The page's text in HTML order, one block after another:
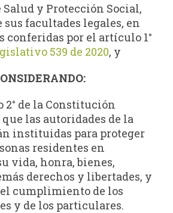
y Protección Social,
sus facultades legales, en
conferidas por el artículo 1°
539 de 2020, y
2° de la Constitución
las autoridades de la
instituidas para proteger
residentes en
vida, honra, bienes,
derechos y libertades, y
cumplimiento de los
y de los particulares.